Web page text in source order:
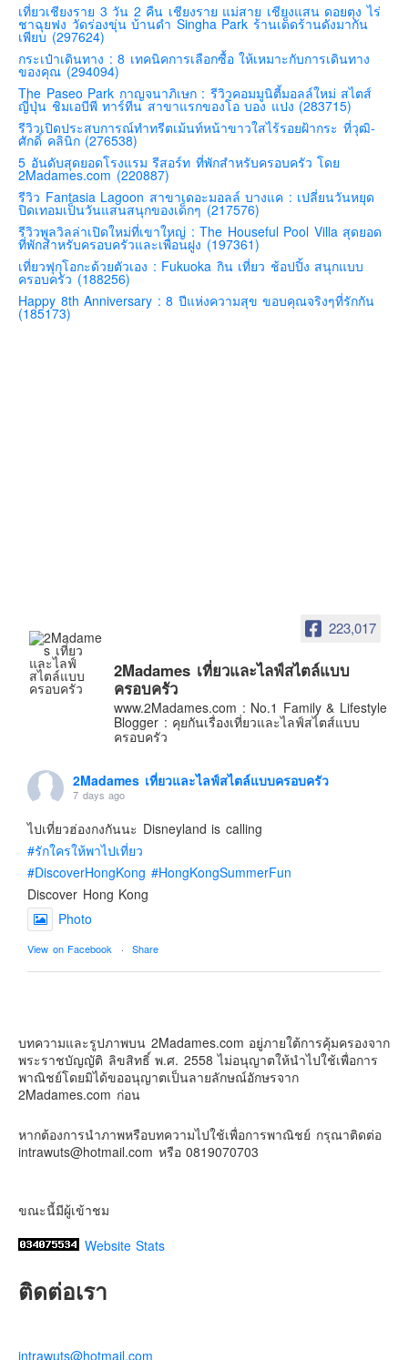
โครเอเชีย
สโลเวเนีย
มอนเตรเนโกร
บอสเนียและเฮอร์เซโกวีน่า
ญี่ปุ่น
คันโต-โตเกียวและรอบๆ
คันไซ-โอซาก้า เกียวโต
คิวชู – ฟุกุโอกะ ซางะ เปปปุ ยุฟุอิน นางาซากิ
ฟูจิ
ฮอกไกโด
เอเชีย
ไต้หวัน
ฟิลิปปินส์
ออสเตรเลีย
ร้านอร่อย
Beauty Review
รีวิวสายการบิน
Products & Applications
Events & PR News
About Us
Contact & Support Us
เที่ยวเชียงราย 3 วัน 2 คืน เชียงราย แม่สาย เชียงแสน ดอยตุง ไร่
ชาฉุยฟง วัดร่องขุ่น บ้านดำ Singha Park ร้านเด็ดร้านดังมากัน
เพียบ (297624)
กระเป๋าเดินทาง : 8 เทคนิคการเลือกซื้อ ให้เหมาะกับการเดินทาง
ของคุณ (294094)
The Paseo Park กาญจนาภิเษก : รีวิวคอมมูนิตี้มอลล์ใหม่ สไตส์
ญี่ปุ่น ชิมเอบีพี ทาร์ทีน สาขาแรกของโอ บอง แปง (283715)
รีวิวเปิดประสบการณ์ทำทรีตเม้นท์หน้าขาวใสไร้รอยฝ้ากระ ที่วุฒิ-
ศักดิ์ คลินิก (276538)
5 อันดับสุดยอดโรงแรม รีสอร์ท ที่พักสำหรับครอบครัว โดย
2Madames.com (220887)
รีวิว Fantasia Lagoon สาขาเดอะมอลล์ บางแค : เปลี่ยนวันหยุด
ปิดเทอมเป็นวันแสนสนุกของเด็กๆ (217576)
รีวิวพูลวิลล่าเปิดใหม่ที่เขาใหญ่ : The Houseful Pool Villa สุดยอด
ที่พักสำหรับครอบครัวและเพื่อนฝูง (197361)
เที่ยวฟุกุโอกะด้วยตัวเอง : Fukuoka กิน เที่ยว ช้อปปิ้ง สนุกแบบ
ครอบครัว (188256)
Happy 8th Anniversary : 8 ปีแห่งความสุข ขอบคุณจริงๆที่รักกัน
(185173)
223,017
2Madames เที่ยวและไลฟ์สไตล์แบบ
ครอบครัว
www.2Madames.com : No.1 Family & Lifestyle
Blogger : คุยกันเรื่องเที่ยวและไลฟ์สไตส์แบบ
ครอบครัว
2Madames เที่ยวและไลฟ์สไตล์แบบครอบครัว
7 days ago
ไปเที่ยวฮ่องกงกันนะ Disneyland is calling
#รักใครให้พาไปเที่ยว
#DiscoverHongKong #HongKongSummerFun
Discover Hong Kong
Photo
View on Facebook · Share
เตรียมไว้หนวด ถอยปืนลูกซอง
#น้องเกรซ #ลูกสาวเราเป็นสาวแล้ว
Photo
บทความและรูปภาพบน 2Madames.com อยู่ภายใต้การคุ้มครองจาก
พระราชบัญญัติ ลิขสิทธิ์ พ.ศ. 2558 ไม่อนุญาตให้นำไปใช้เพื่อการ
พาณิชย์โดยมิได้ขออนุญาตเป็นลายลักษณ์อักษรจาก
2Madames.com ก่อน
หากต้องการนำภาพหรือบทความไปใช้เพื่อการพาณิชย์ กรุณาติดต่อ
intrawuts@hotmail.com หรือ 0819070703
ขณะนี้มีผู้เข้าชม
Website Stats
ติดต่อเรา
intrawuts@hotmail.com